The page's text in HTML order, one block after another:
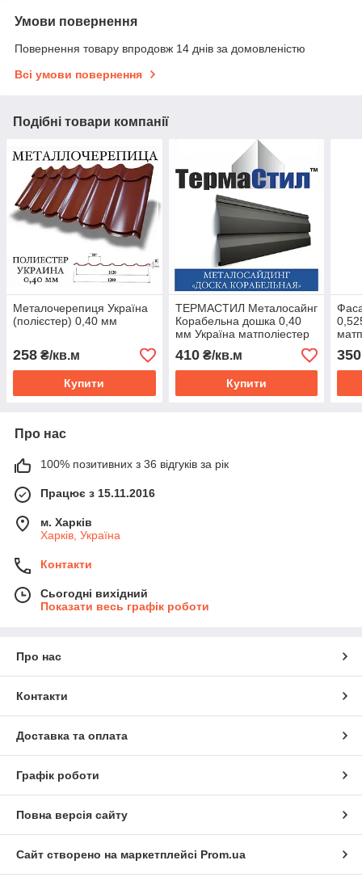
Умови повернення
Повернення товару впродовж 14 днів за домовленістю
Всі умови повернення
Подібні товари компанії
Металочерепиця Україна
(полієстер) 0,40 мм
258 ₴/кв.м
Купити
ТЕРМАСТИЛ Металосайнг
Корабельна дошка 0,40
мм Україна матполіестер
410₴/кв.м
Купити
350
Про нас
100% позитивних з 36 відгуків за рік
Працює з 15.11.2016
м. Харків
Харків, Україна
Контакти
Сьогодні вихідний
Показати весь графік роботи
Про нас
Контакти
Доставка та оплата
Графік роботи
Повна версія сайту
Сайт створено на маркетплейсі Prom.ua